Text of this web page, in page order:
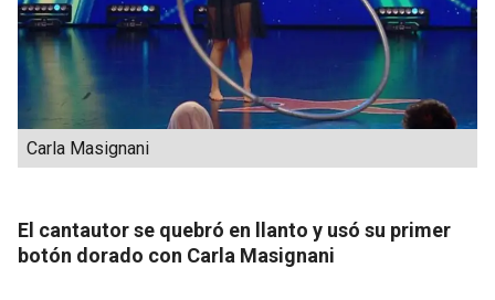
Carla Masignani
El cantautor se quebró en llanto y usó su primer
botón dorado con Carla Masignani